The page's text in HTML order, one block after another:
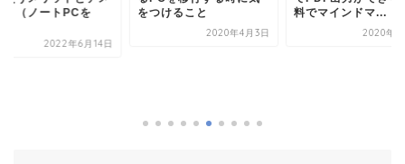
ト（ノートPCを
2022年6月14日
をつけること
2020年4月3日
料でマインドマ...
2020年1